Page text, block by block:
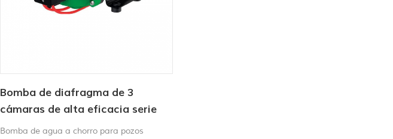
Bomba de diafragma de 3
cámaras de alta eficacia serie
DP
Bomba de agua a chorro para pozos